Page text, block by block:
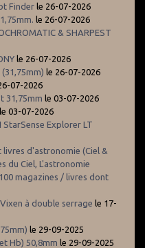
Finder le 26-07-2026
le 26-07-2026
& SHARPEST
le 26-07-2026
le 26-07-2026
07-2026
31,75mm le 03-07-2026
le 03-07-2026
StarSense Explorer LT
livres d'astronomie (Ciel &
du Ciel, L'astronomie
magazines / livres dont
à double serrage le 17-
le 29-09-2025
Hb) 50,8mm le 29-09-2025